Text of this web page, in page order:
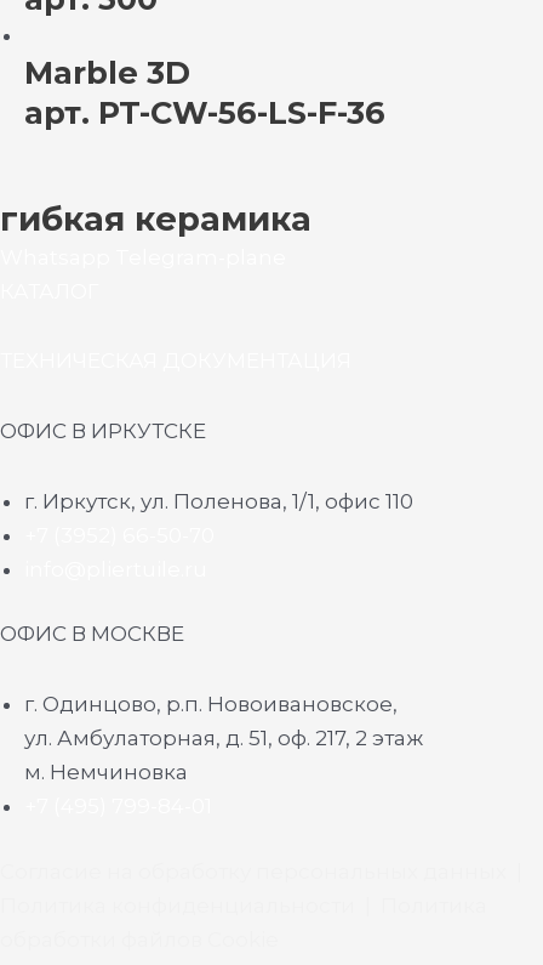
Marble 3D
арт. PT-CW-56-LS-F-36
гибкая керамика
ОФИС В ИРКУТСКЕ
г. Иркутск, ул. Поленова, 1/1, офис 110
ОФИС В МОСКВЕ
г. Одинцово, р.п. Новоивановское,
ул. Амбулаторная, д. 51, оф. 217, 2 этаж
м. Немчиновка